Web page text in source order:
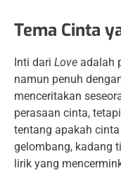
Tema Cinta
Inti dari Love adalah
namun penuh
menceritakan
perasaan cinta,
tentang apakah
gelombang, kadang
lirik yang